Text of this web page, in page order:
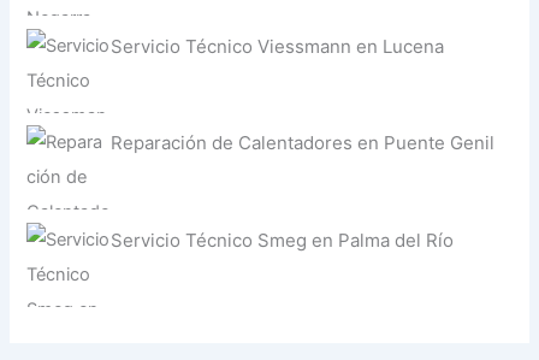
Servicio Técnico Viessmann en Lucena
Reparación de Calentadores en Puente Genil
Servicio Técnico Smeg en Palma del Río